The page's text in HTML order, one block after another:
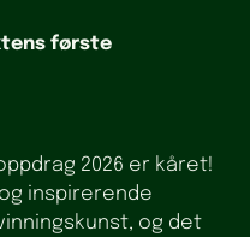
første
2026 er kåret!
inspirerende
og det